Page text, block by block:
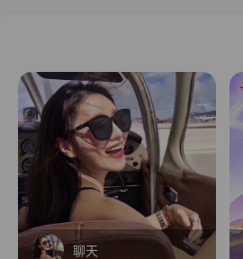
聊天